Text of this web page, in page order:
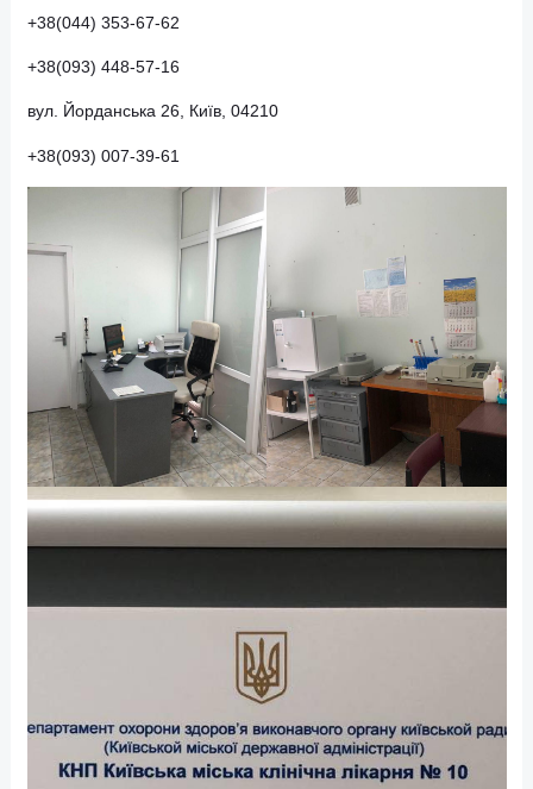
про проходження попереднього, періодичного та
предмет вживання психоактивних речовин за формою
первинної облікової документації № 100-2/о, що також
вул. Ентузіастів 49, Київ, 02000
+38(044) 353-67-62
+38(093) 448-57-16
вул. Йорданська 26, Київ, 04210
+38(093) 007-39-61